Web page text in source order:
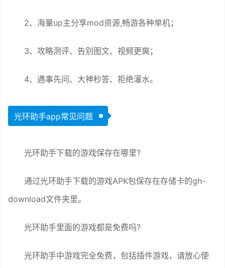
2、海量up主分享mod资源,畅游各种单机；
3、攻略测评、告别图文、视频更爽；
4、遇事先问、大神秒答、拒绝灌水。
光环助手app常见问题
光环助手下载的游戏保存在哪里?
通过光环助手下载的游戏APK包保存在存储卡的gh-
download文件夹里。
光环助手里面的游戏都是免费吗?
光环助手中游戏完全免费，包括插件游戏，请放心使